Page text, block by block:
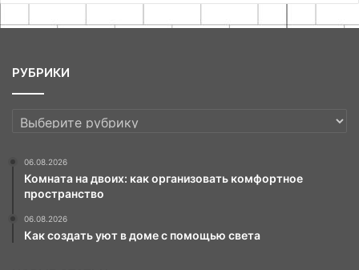
РУБРИКИ
РУБРИКИ
06.08.2026
Комната на двоих: как организовать комфортное
пространство
06.08.2026
Как создать уют в доме с помощью света